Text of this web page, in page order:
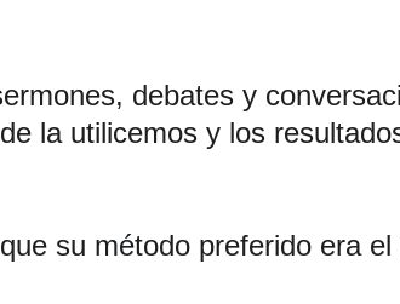
debates y
la utilicemos y los
su método preferido era